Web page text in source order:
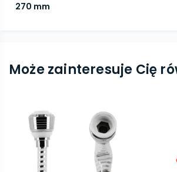
270 mm
Może zainteresuje Cię